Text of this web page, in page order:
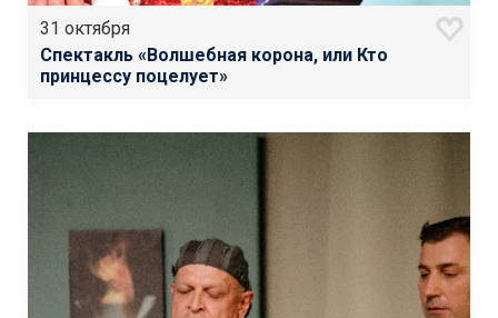
31 октября
Спектакль «Волшебная корона, или Кто
принцессу поцелует»